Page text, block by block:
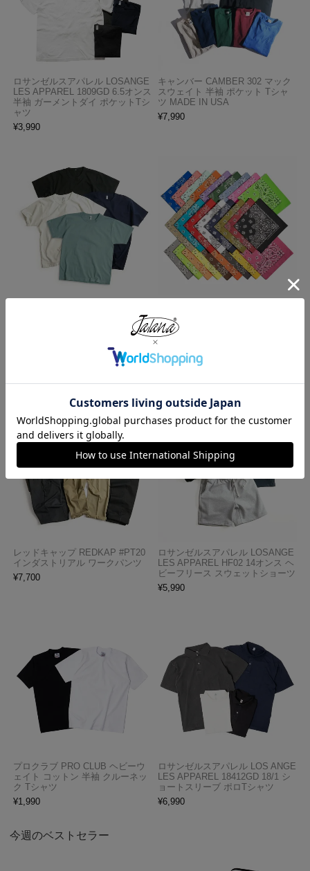
ロサンゼルスアパレル LOSANGE
LES APPAREL 1809GD 6.5オンス
半袖 ガーメントダイ ポケットTシ
ャツ
¥3,990
キャンバー CAMBER 302 マック
スウェイト 半袖 ポケット Tシャ
ツ MADE IN USA
¥7,990
LES APPAREL 1203GD 8.5オンス
半袖 バインディング ガーメント
ナ アメリカ製 トラディショナル
ペイズリーTHE BANDANNA COM
PANY
¥
レッドキャップ REDKAP #PT20
インダストリアル ワークパンツ
¥7,700
ロサンゼルスアパレル LOSANGE
LES APPAREL HF02 14オンス ヘ
ビーフリース スウェットショーツ
¥5,990
プロクラブ PRO CLUB ヘビーウ
ェイト コットン 半袖 クルーネッ
ク Tシャツ
¥1,990
ロサンゼルスアパレル LOS ANGE
LES APPAREL 18412GD 18/1 シ
ョートスリーブ ポロTシャツ
¥6,990
今週のベストセラー